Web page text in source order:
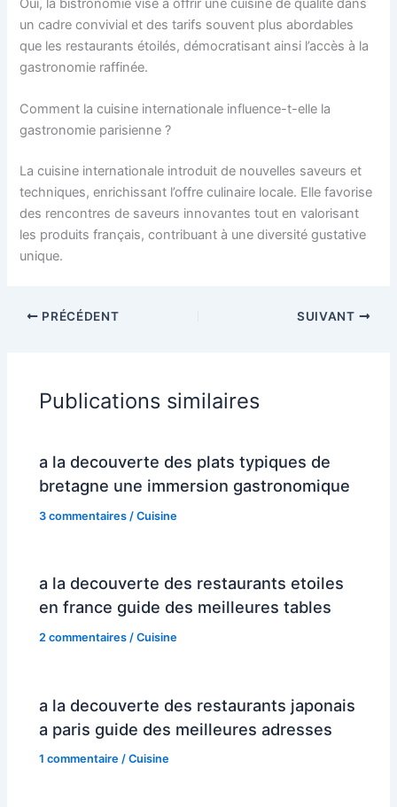
Oui, la bistronomie vise à offrir une cuisine de qualité dans
un cadre convivial et des tarifs souvent plus abordables
que les restaurants étoilés, démocratisant ainsi l’accès à la
gastronomie raffinée.
Comment la cuisine internationale influence-t-elle la
gastronomie parisienne ?
La cuisine internationale introduit de nouvelles saveurs et
techniques, enrichissant l’offre culinaire locale. Elle favorise
des rencontres de saveurs innovantes tout en valorisant
les produits français, contribuant à une diversité gustative
unique.
PRÉCÉDENT SUIVANT
Publications similaires
a la decouverte des plats typiques de
bretagne une immersion gastronomique
3 commentaires /Cuisine
a la decouverte des restaurants etoiles
en france guide des meilleures tables
2 commentaires /Cuisine
a la decouverte des restaurants japonais
a paris guide des meilleures adresses
1 commentaire /Cuisine